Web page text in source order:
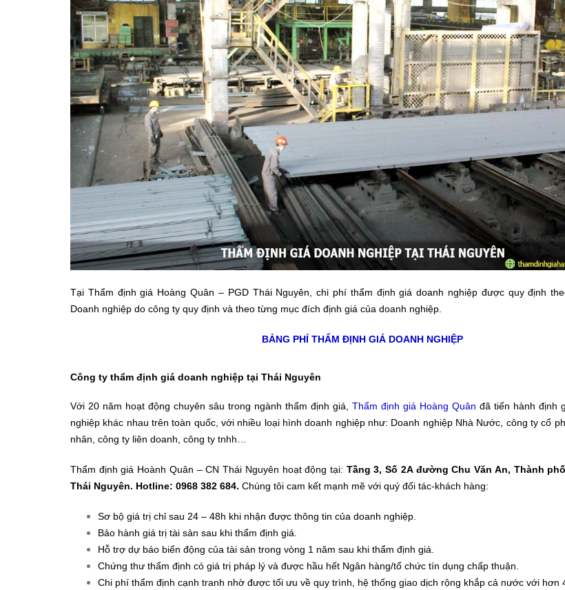
Tại Thẩm định giá Hoàng Quân – PGD Thái Nguyên, chi phí thẩm định giá doanh nghiệp được quy định
Doanh nghiệp do công ty quy định và theo từng mục đích định giá của doanh nghiệp.
BẢNG PHÍ THẨM ĐỊNH GIÁ DOANH NGHIỆP
Công ty thẩm định giá doanh nghiệp tại Thái Nguyên
Với 20 năm hoạt động chuyên sâu trong ngành thẩm định giá,Thẩm định giá Hoàng Quân đã tiến hành định
nghiệp khác nhau trên toàn quốc, với nhiều loại hình doanh nghiệp như: Doanh nghiệp Nhà Nước, công ty cổ
nhân, công ty liên doanh, công ty tnhh…
Thẩm định giá Hoành Quân – CN Thái Nguyên hoạt động tại: Tầng 3, Số 2A đường Chu Văn An, Thành
Thái Nguyên. Hotline: 0968 382 684. Chúng tôi cam kết mạnh mẽ với quý đối tác-khách hàng:
Sơ bộ giá trị chỉ sau 24 – 48h khi nhận được thông tin của doanh nghiệp.
Bảo hành giá trị tài sản sau khi thẩm định giá.
Hỗ trợ dự báo biến động của tài sản trong vòng 1 năm sau khi thẩm định giá.
Chứng thư thẩm định có giá trị pháp lý và được hầu hết Ngân hàng/tổ chức tín dụng chấp thuận.
Chi phí thẩm định cạnh tranh nhờ được tối ưu về quy trình, hệ thống giao dịch rộng khắp cả nước với hơn